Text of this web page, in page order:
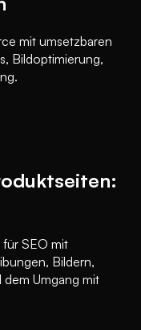
mit umsetzbaren
Bildoptimierung,
SEO mit
Bildern,
Umgang mit